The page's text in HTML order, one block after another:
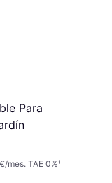
Para
mes. TAE 0%¹